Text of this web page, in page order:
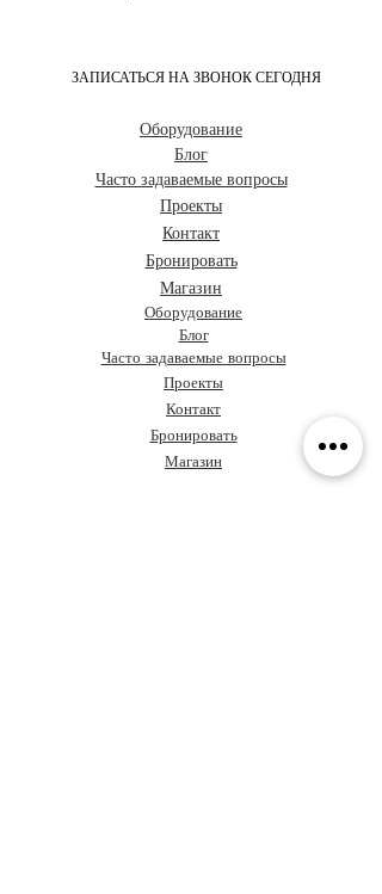
ЗАПИСАТЬСЯ НА ЗВОНОК СЕГОДНЯ
Оборудование
Блог
Часто задаваемые вопросы
Проекты
Контакт
Бронировать
Магазин
Оборудование
Блог
Часто задаваемые вопросы
Проекты
Контакт
Бронировать
Магазин